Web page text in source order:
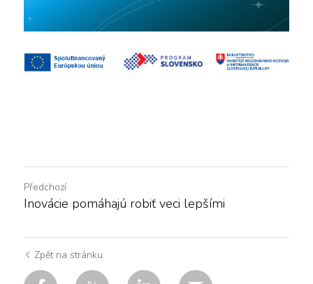
Předchozí
Inovácie pomáhajú robiť veci lepšími
Zpět na stránku